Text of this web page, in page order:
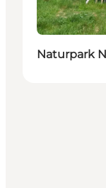
Naturpark